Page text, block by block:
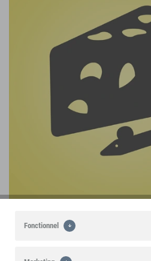
Lacer et enfiler
Fonctionnel